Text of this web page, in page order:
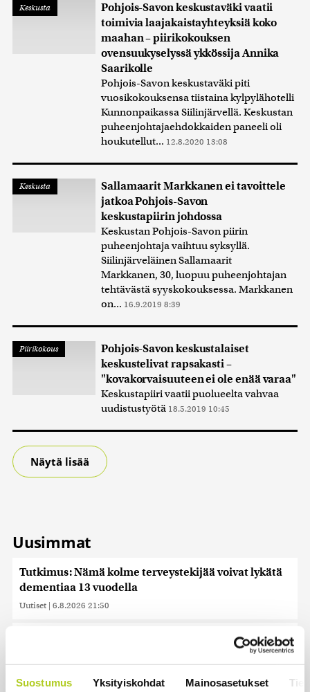
Suostumus Yksityiskohdat Mainosasetukset
Keskusta
Pohjois-Savon keskustaväki vaatii
toimivia laajakaistayhteyksiä koko
maahan – piirikokouksen
ovensuukyselyssä ykkössija Annika
Saarikolle
Pohjois-Savon keskustaväki piti
vuosikokouksensa tiistaina kylpylähotelli
Kunnonpaikassa Siilinjärvellä. Keskustan
puheenjohtajaehdokkaiden paneeli oli
houkutellut... 12.8.2020 13:08
Keskusta
Sallamaarit Markkanen ei tavoittele
jatkoa Pohjois-Savon
keskustapiirin johdossa
Keskustan Pohjois-Savon piirin
puheenjohtaja vaihtuu syksyllä.
Siilinjärveläinen Sallamaarit
Markkanen, 30, luopuu puheenjohtajan
tehtävästä syyskokouksessa. Markkanen
on... 16.9.2019 8:39
Piirikokous
Pohjois-Savon keskustalaiset
keskustelivat rapsakasti –
"kovakorvaisuuteen ei ole enää varaa"
Keskustapiiri vaatii puolueelta vahvaa
uudistustyötä 18.5.2019 10:45
Näytä lisää
Uusimmat
Tutkimus: Nämä kolme terveystekijää voivat lykätä
dementiaa 13 vuodella
Uutiset | 6.8.2026 21:50
Juutalainen miekkailija voitti natseille mitalin ja
kohotti kätensä Hitler-tervehdykseen – Miksi
ihmeessä?
Uutiset | 6.8.2026 21:31